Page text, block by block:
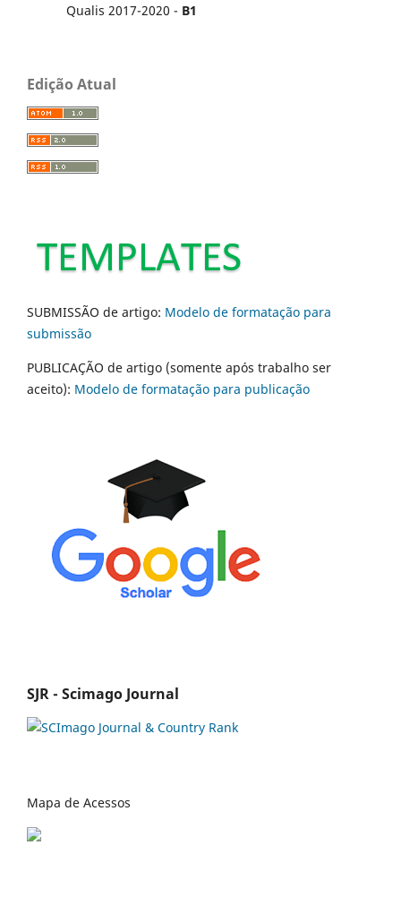
Qualis 2017-2020 - B1
Edição Atual
SUBMISSÃO de artigo: Modelo de formatação para
submissão
PUBLICAÇÃO de artigo (somente após trabalho ser
aceito): Modelo de formatação para publicação
SJR - Scimago Journal
Mapa de Acessos